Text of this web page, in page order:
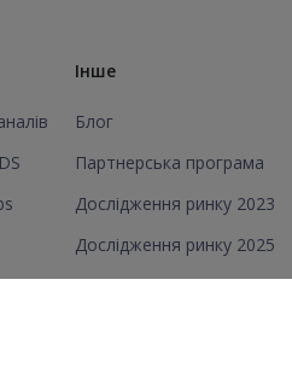
Інше
Блог
Партнерська програма
Дослідження ринку 2023
Дослідження ринку 2025